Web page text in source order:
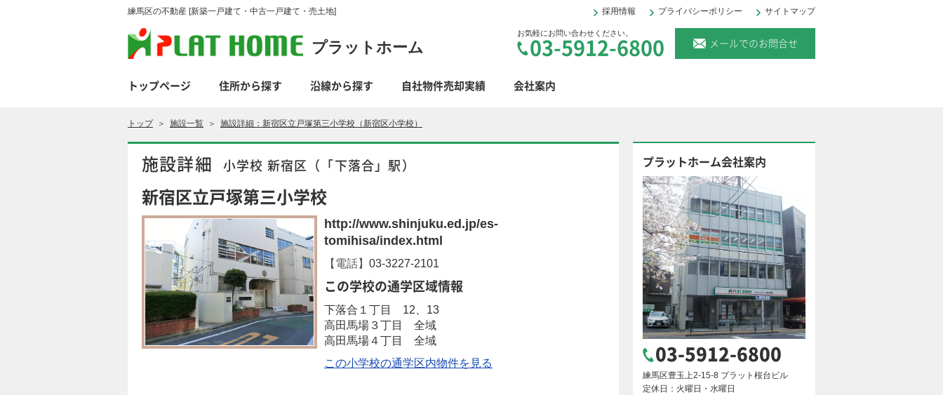
練馬区の不動産 [新築一戸建て・中古一戸建て・売土地] 採用情報 プライバシーポリシー サイトマップ
プラットホーム
お気軽にお問い合わせください。
03-5912-6800 メールでのお問合せ
トップページ 住所から探す 沿線から探す 自社物件売却実績 会社案内
トップ＞ 施設一覧 ＞ 施設詳細：新宿区立戸塚第三小学校（新宿区小学校）
施設詳細 小学校 新宿区（「下落合」駅）
新宿区立戸塚第三小学校
http://www.shinjuku.ed.jp/es-
tomihisa/index.html
【電話】 03-3227-2101
この学校の通学区域情報
下落合１丁目 12、13
高田馬場３丁目 全域
高田馬場４丁目 全域
この小学校の通学区内物件を見る
プラットホーム会社案内
03-5912-6800
練馬区豊玉上2-15-8 プラット桜台ビル
定休日：火曜日・水曜日